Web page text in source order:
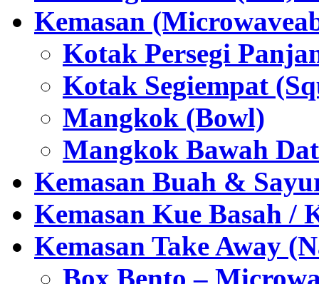
Kemasan
Kotak Persegi
Kotak Segiempat
Mangkok (Bowl)
Mangkok Bawah
Kemasan Buah &
Kemasan Kue Basah /
Kemasan Take Away
Box Bento –